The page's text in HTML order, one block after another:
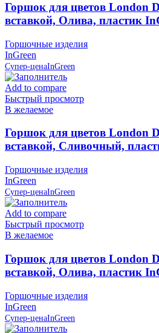
Горшок для цветов London
вставкой, Олива, пластик
Горшочные изделия
InGreen
Супер-ценаInGreen
Add to compare
Быстрый просмотр
В желаемое
Горшок для цветов London
вставкой, Сливочный,
Горшочные изделия
InGreen
Супер-ценаInGreen
Add to compare
Быстрый просмотр
В желаемое
Горшок для цветов London
вставкой, Олива, пластик
Горшочные изделия
InGreen
Супер-ценаInGreen